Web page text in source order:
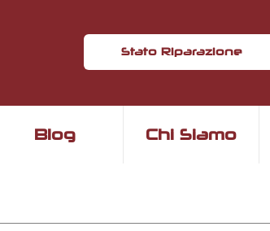
Stato Riparazione
Blog Chi Siamo